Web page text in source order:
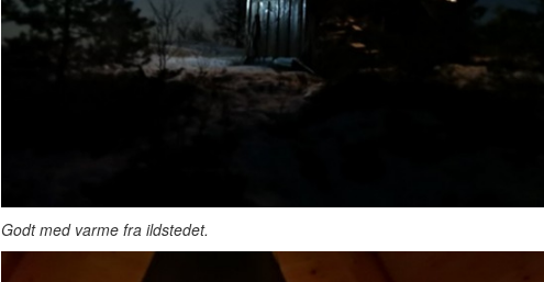
Godt med varme fra ildstedet.